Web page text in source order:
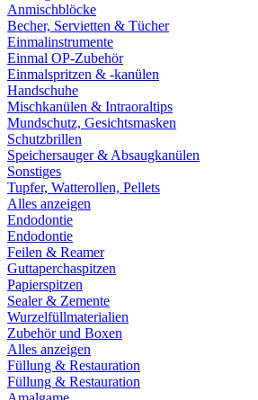
Anmischblöcke
Becher, Servietten & Tücher
Einmalinstrumente
Einmal OP-Zubehör
Einmalspritzen & -kanülen
Handschuhe
Mischkanülen & Intraoraltips
Mundschutz, Gesichtsmasken
Schutzbrillen
Speichersauger & Absaugkanülen
Sonstiges
Tupfer, Watterollen, Pellets
Alles anzeigen
Endodontie
Endodontie
Feilen & Reamer
Guttaperchaspitzen
Papierspitzen
Sealer & Zemente
Wurzelfüllmaterialien
Zubehör und Boxen
Alles anzeigen
Füllung & Restauration
Füllung & Restauration